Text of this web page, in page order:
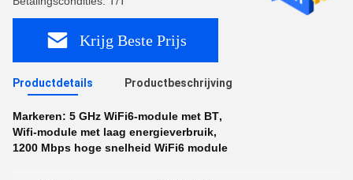
Krijg Beste Prijs
Productdetails Productbeschrijving
Markeren: 5 GHz WiFi6-module met BT,
Wifi-module met laag energieverbruik,
1200 Mbps hoge snelheid WiFi6 module